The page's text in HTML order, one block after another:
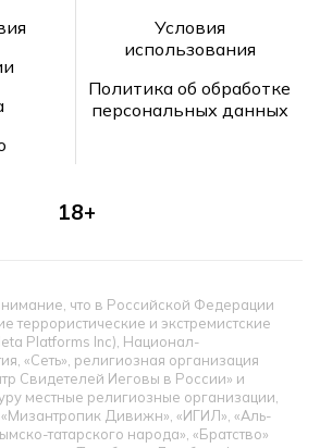
Условия
использования
Политика об обработке
персональных данных
18+
что в Российской Федерации
террористические и экстремистские
Platforms Inc), Национал-
«Сеть», религиозная организация
Свидетелей Иеговы в России» и
местные религиозные организации,
Дивижн», «ИГИЛ», «Аль-
татарского народа», «Братство»